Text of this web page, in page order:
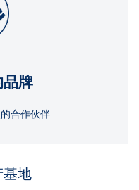
牌
合作伙伴
基地